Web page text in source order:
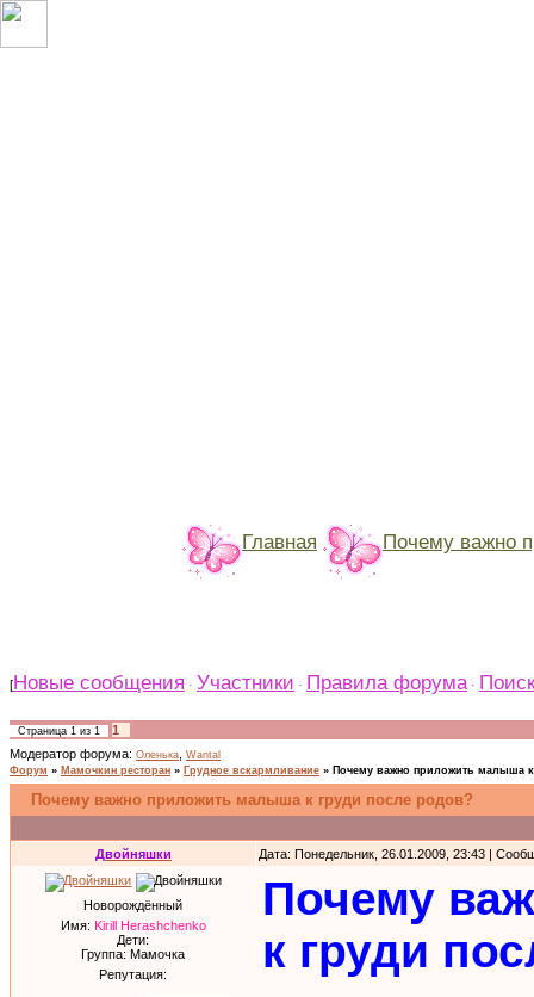
Главная Почему важно
[Новые сообщения · Участники · Правила форума · Поиск
Страница 1 из 1
1
Модератор форума: Оленька Wantal
Форум » Мамочкин ресторан » Грудное вскармливание » Почему важно приложить малыша
Почему важно приложить малыша к груди после родов?
Двойняшки Дата: Понедельник, 26.01.2009, 23:43 |
Новорождённый
Имя: Kirill Herashchenko
Дети:
Группа: Мамочка
Репутация:
Почему
к груди